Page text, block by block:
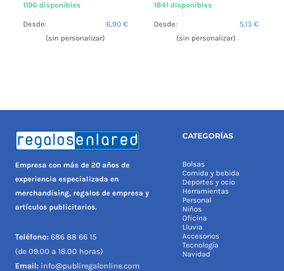
1196 disponibles
Desde: 6,90 €
(sin personalizar)
1841 disponibles
Desde: 5,13 €
(sin personalizar)
Empresa con más de 20 años de
experiencia especializada en
merchandising, regalos de empresa y
artículos publicitarios.
Teléfono:686 88 66 15
(de 09.00 a 18.00 horas)
Email:info@publiregalonline.com
CATEGORÍAS
Bolsas
Comida y bebida
Deportes y ocio
Herramientas
Personal
Niños
Oficina
Lluvia
Accesorios
Tecnología
Navidad